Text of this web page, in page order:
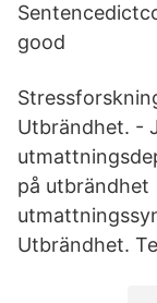
good
Utbrändhet. -
på utbrändhet
Utbrändhet.